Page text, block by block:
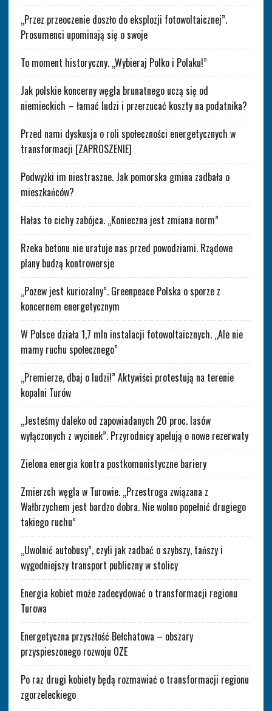
„Przez przeoczenie doszło do eksplozji fotowoltaicznej”.
Prosumenci upominają się o swoje
To moment historyczny. „Wybieraj Polko i Polaku!”
Jak polskie koncerny węgla brunatnego uczą się od
niemieckich – łamać ludzi i przerzucać koszty na podatnika?
Przed nami dyskusja o roli społeczności energetycznych w
transformacji [ZAPROSZENIE]
Podwyżki im niestraszne. Jak pomorska gmina zadbała o
mieszkańców?
Hałas to cichy zabójca. „Konieczna jest zmiana norm”
Rzeka betonu nie uratuje nas przed powodziami. Rządowe
plany budzą kontrowersje
„Pozew jest kuriozalny”. Greenpeace Polska o sporze z
koncernem energetycznym
W Polsce działa 1,7 mln instalacji fotowoltaicznych. „Ale nie
mamy ruchu społecznego”
„Premierze, dbaj o ludzi!” Aktywiści protestują na terenie
kopalni Turów
„Jesteśmy daleko od zapowiadanych 20 proc. lasów
wyłączonych z wycinek”. Przyrodnicy apelują o nowe rezerwaty
Zielona energia kontra postkomunistyczne bariery
Zmierzch węgla w Turowie. „Przestroga związana z
Wałbrzychem jest bardzo dobra. Nie wolno popełnić drugiego
takiego ruchu”
„Uwolnić autobusy”, czyli jak zadbać o szybszy, tańszy i
wygodniejszy transport publiczny w stolicy
Energia kobiet może zadecydować o transformacji regionu
Turowa
Energetyczna przyszłość Bełchatowa – obszary
przyspieszonego rozwoju OZE
Po raz drugi kobiety będą rozmawiać o transformacji regionu
zgorzeleckiego